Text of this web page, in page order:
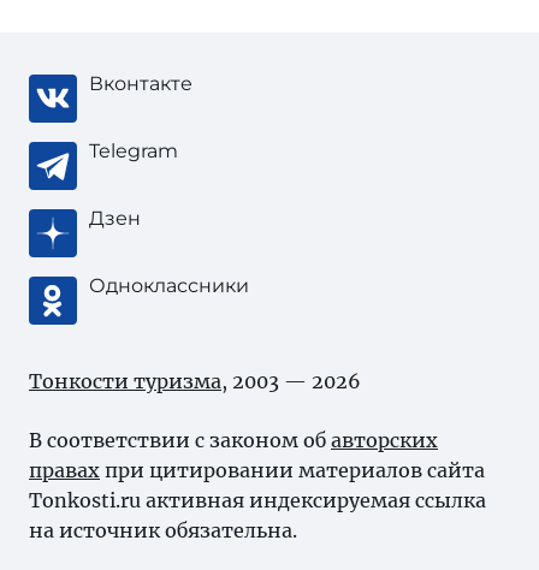
Вконтакте
Telegram
Дзен
Одноклассники
Тонкости туризма, 2003 — 2026
В соответствии с законом об авторских
правах при цитировании материалов сайта
Tonkosti.ru активная индексируемая ссылка
на источник обязательна.